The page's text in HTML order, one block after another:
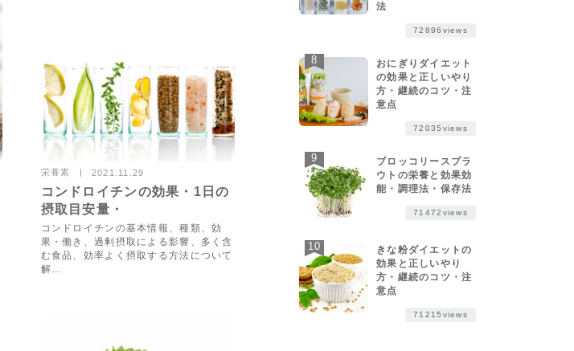
12744views
栄養素 2021.11.29
コンドロイチンの効果・1日の
摂取目安量・
コンドロイチンの基本情報、種類、効
果・働き、過剰摂取による影響、多く含
む食品、効率よく摂取する方法について
解…
法
72896views
おにぎりダイエット
の効果と正しいやり
方・継続のコツ・注
意点
72035views
ブロッコリースプラ
ウトの栄養と効果効
能・調理法・保存法
71472views
きな粉ダイエットの
効果と正しいやり
方・継続のコツ・注
意点
71215views